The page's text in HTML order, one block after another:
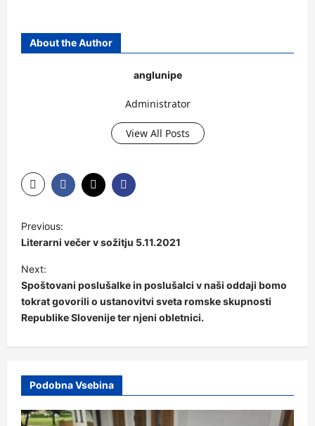
About the Author
anglunipe
Administrator
View All Posts
Previous:
Literarni večer v sožitju 5.11.2021
Next:
Spoštovani poslušalke in poslušalci v naši oddaji bomo
tokrat govorili o ustanovitvi sveta romske skupnosti
Republike Slovenije ter njeni obletnici.
Podobna Vsebina